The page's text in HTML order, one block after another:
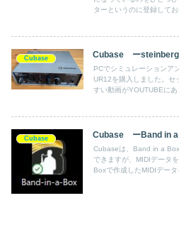
ターというのに登録して
Cubase Cubase ーsteinberg
PCでシミュレーションア
UR12を購入しました。セ
すい動画がYOUTUBEに
Cubase Cubase ーBand in a
Cubaseは、Band in a
できますが、MIDIデータ
Boxで作成したMIDIデータ